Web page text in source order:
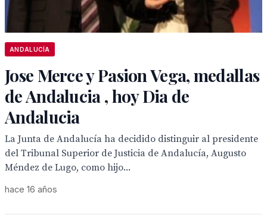
ANDALUCÍA
Jose Merce y Pasion Vega, medallas
de Andalucia , hoy Dia de
Andalucia
La Junta de Andalucía ha decidido distinguir al presidente
del Tribunal Superior de Justicia de Andalucía, Augusto
Méndez de Lugo, como hijo...
hace 16 años